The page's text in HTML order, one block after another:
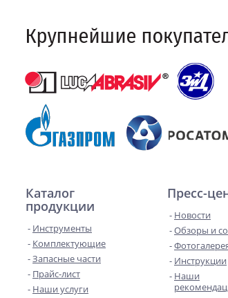
Каталог
продукции
Инструменты
Комплектующие
Запасные части
Прайс-лист
Наши услуги
Пресс-
Новости
Обзоры и
Инструкции
Наши